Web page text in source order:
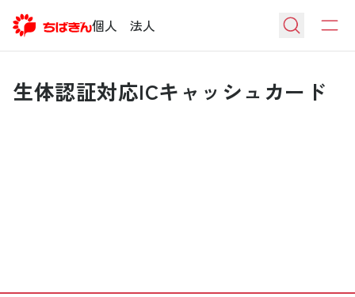
個人 法人
生体認証対応ICキャッシュカード